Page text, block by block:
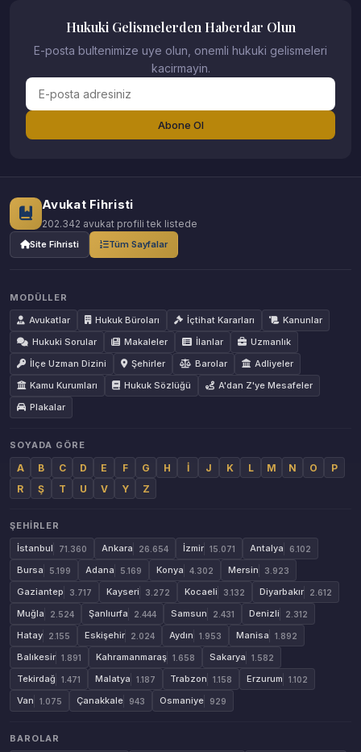
Hukuki Gelismelerden Haberdar Olun
E-posta bultenimize uye olun, onemli hukuki gelismeleri
kacirmayin.
Abone Ol
Avukat Fihristi
202.342 avukat profili tek listede
Site Fihristi Tüm Sayfalar
MODÜLLER
Avukatlar
Hukuk Büroları İçtihat Kararları
Kanunlar
Hukuki Sorular
Makaleler İlanlar
Uzmanlık
İlçe Uzman Dizini
Şehirler Barolar
Adliyeler
Kamu Kurumları
Hukuk Sözlüğü
A'dan Z'ye Mesafeler
Plakalar
SOYADA GÖRE
A B C D E F G H İ J K L M N O
P
R
Ş T U V Y Z
ŞEHIRLER
İstanbul
71.360 Ankara 26.654 İzmir 15.071 Antalya 6.102
Bursa 5.199 Adana 5.169 Konya 4.302 Mersin 3.923
Gaziantep 3.717 Kayseri 3.272 Kocaeli 3.132 Diyarbakır 2.612
Muğla 2.524 Şanlıurfa 2.444 Samsun 2.431 Denizli 2.312
Hatay 2.155 Eskişehir 2.024 Aydın 1.953 Manisa 1.892
Balıkesir 1.891 Kahramanmaraş 1.658 Sakarya 1.582
Tekirdağ 1.471 Malatya 1.187 Trabzon 1.158 Erzurum 1.102
Van 1.075 Çanakkale 943 Osmaniye 929
BAROLAR